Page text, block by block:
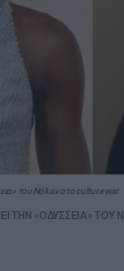
του Νόλαν στο culture war
ΤΗΝ «ΟΔΥΣΣΕΙΑ» ΤΟΥ